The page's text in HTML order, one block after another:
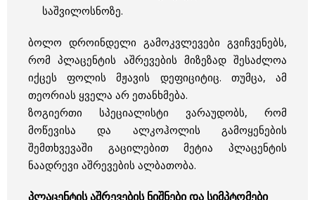
საშვილოსნოზე.
ბოლო დროინდელი გამოკვლევები გვიჩვენებს,
რომ პლაცენტის აშრევების მიზეზად შესაძლოა
იქცეს ფოლის მჟავის დეფიციტიც. თუმცა, ამ
თეორიას ყველა არ ეთანხმება.
ზოგიერთი სპეციალისტი ვარაუდობს, რომ
მოწევისა და ალკოჰოლის გამოყენების
შემთხვევაში გაცილებით მეტია პლაცენტის
ნაადრევი აშრევების ალბათობა.
პლაცენტის აშრევების ნიშნები და სიმპტომები